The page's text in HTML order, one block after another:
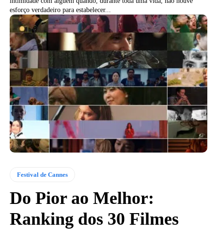
esforço verdadeiro para estabelecer...
Festival de Cannes
Do Pior ao Melhor:
Ranking dos 30 Filmes